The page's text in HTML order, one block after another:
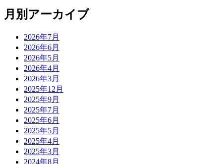
月別アーカイブ
2026年7月
2026年6月
2026年5月
2026年4月
2026年3月
2025年12月
2025年9月
2025年7月
2025年6月
2025年5月
2025年4月
2025年3月
2024年8月